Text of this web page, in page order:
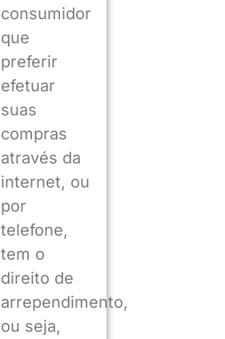
consumidor
que
preferir
efetuar
suas
compras
através da
internet, ou
por
telefone,
tem o
direito de
arrependimento,
ou seja,